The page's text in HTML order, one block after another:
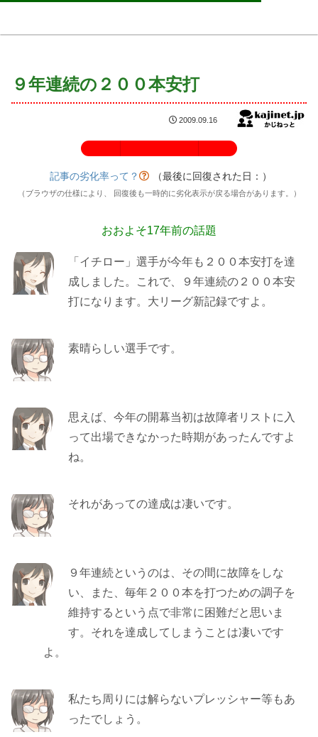
９年連続の２００本安打
2009.09.16
記事の劣化率って？ （最後に回復された日： ）
（ブラウザの仕様により、 回復後も一時的に劣化表示が戻る場合があります。）
おおよそ17年前の話題
「イチロー」選手が今年も２００本安打を達
成しました。これで、９年連続の２００本安
打になります。大リーグ新記録ですよ。
素晴らしい選手です。
思えば、今年の開幕当初は故障者リストに入
って出場できなかった時期があったんですよ
ね。
それがあっての達成は凄いです。
９年連続というのは、その間に故障をしな
い、また、毎年２００本を打つための調子を
維持するという点で非常に困難だと思いま
す。それを達成してしまうことは凄いです
よ。
私たち周りには解らないプレッシャー等もあ
ったでしょう。